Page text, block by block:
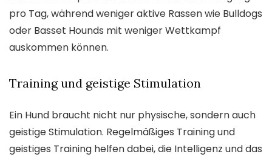
pro Tag, während weniger aktive Rassen wie Bulldogs
oder Basset Hounds mit weniger Wettkampf
auskommen können.
Training und geistige Stimulation
Ein Hund braucht nicht nur physische, sondern auch
geistige Stimulation. Regelmäßiges Training und
geistiges Training helfen dabei, die Intelligenz und das